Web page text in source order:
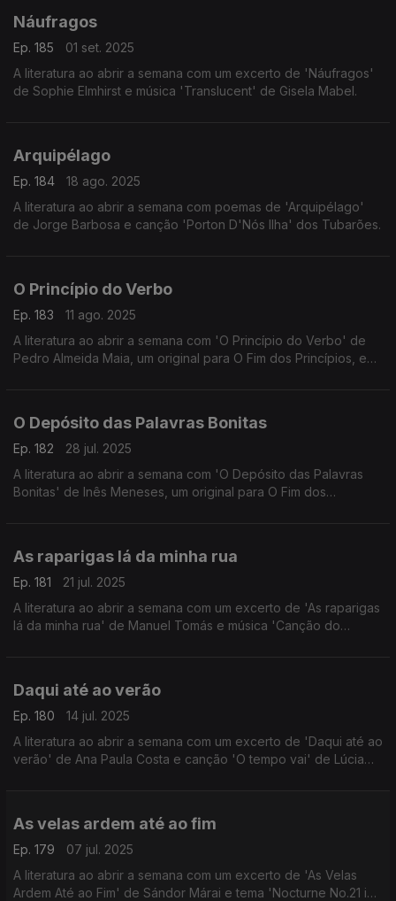
Náufragos
Ep. 185
01 set. 2025
A literatura ao abrir a semana com um excerto de 'Náufragos'
de Sophie Elmhirst e música 'Translucent' de Gisela Mabel.
Arquipélago
Ep. 184
18 ago. 2025
A literatura ao abrir a semana com poemas de 'Arquipélago'
de Jorge Barbosa e canção 'Porton D'Nós Ilha' dos Tubarões.
O Princípio do Verbo
Ep. 183
11 ago. 2025
A literatura ao abrir a semana com 'O Princípio do Verbo' de
Pedro Almeida Maia, um original para O Fim dos Princípios, e
O Depósito das Palavras Bonitas
Ep. 182
28 jul. 2025
A literatura ao abrir a semana com 'O Depósito das Palavras
Bonitas' de Inês Meneses, um original para O Fim dos
As raparigas lá da minha rua
Ep. 181
21 jul. 2025
A literatura ao abrir a semana com um excerto de 'As raparigas
lá da minha rua' de Manuel Tomás e música 'Canção do
Daqui até ao verão
Ep. 180
14 jul. 2025
A literatura ao abrir a semana com um excerto de 'Daqui até ao
verão' de Ana Paula Costa e canção 'O tempo vai' de Lúcia
As velas ardem até ao fim
Ep. 179
07 jul. 2025
A literatura ao abrir a semana com um excerto de 'As Velas
Ardem Até ao Fim' de Sándor Márai e tema 'Nocturne No.21 in